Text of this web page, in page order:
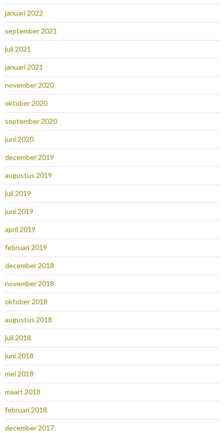
januari 2022
september 2021
juli 2021
januari 2021
november 2020
oktober 2020
september 2020
juni 2020
december 2019
augustus 2019
juli 2019
juni 2019
april 2019
februari 2019
december 2018
november 2018
oktober 2018
augustus 2018
juli 2018
juni 2018
mei 2018
maart 2018
februari 2018
december 2017